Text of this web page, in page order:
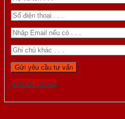
Gọi 0976.169.864